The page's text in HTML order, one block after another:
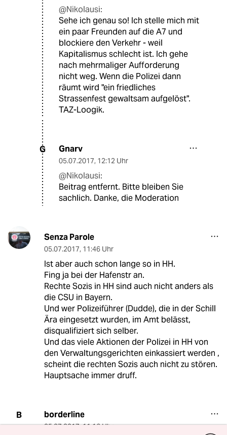
@Nikolausi:
Sehe ich genau so! Ich stelle mich mit
ein paar Freunden auf die A7 und
blockiere den Verkehr - weil
Kapitalismus schlecht ist. Ich gehe
nach mehrmaliger Aufforderung
nicht weg. Wenn die Polizei dann
räumt wird "ein friedliches
Strassenfest gewaltsam aufgelöst".
TAZ-Loogik.
G Gnarv
05.07.2017, 12:12 Uhr
@Nikolausi:
Beitrag entfernt. Bitte bleiben Sie
sachlich. Danke, die Moderation
Senza Parole
05.07.2017, 11:46 Uhr
Ist aber auch schon lange so in HH.
Fing ja bei der Hafenstr an.
Rechte Sozis in HH sind auch nicht anders als
die CSU in Bayern.
Und wer Polizeiführer (Dudde), die in der Schill
Ära eingesetzt wurden, im Amt belässt,
disqualifiziert sich selber.
Und das viele Aktionen der Polizei in HH von
den Verwaltungsgerichten einkassiert werden ,
scheint die rechten Sozis auch nicht zu stören.
Hauptsache immer druff.
B borderline
05.07.2017,11:16 Uhr